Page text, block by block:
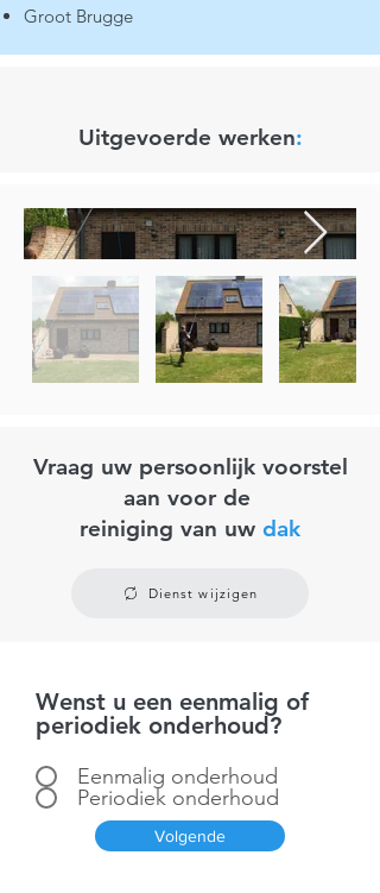
Groot Brugge
Uitgevoerde werken:
Vraag uw persoonlijk voorstel
aan voor de
reiniging van uw dak
Dienst wijzigen
Wenst u een eenmalig of
periodiek onderhoud?
Eenmalig onderhoud
Periodiek onderhoud
Volgende